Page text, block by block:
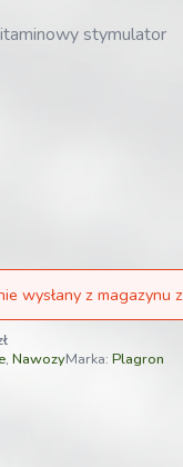
stymulator
wysłany z magazynu
, NawozyMarka: Plagron